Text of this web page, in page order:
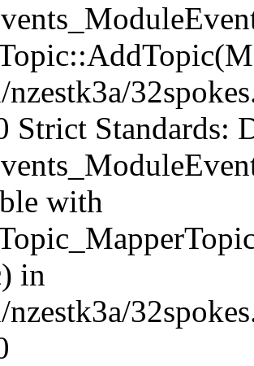
Strict Standards:
with
in